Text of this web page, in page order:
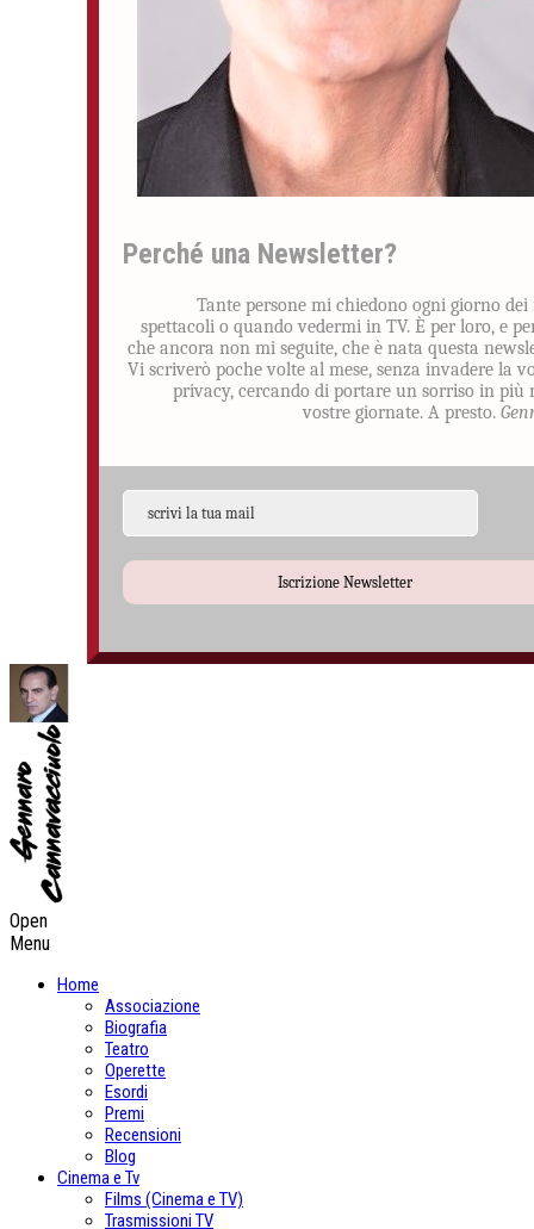
Perché una Newsletter?
Tante persone mi chiedono ogni giorno dei
spettacoli o quando vedermi in TV. È per loro, e
che ancora non mi seguite, che è nata questa
Vi scriverò poche volte al mese, senza invadere la
privacy, cercando di portare un sorriso in più
vostre giornate. A presto.
Iscrizione Newsletter
Open
Menu
Home
Associazione
Biografia
Teatro
Operette
Esordi
Premi
Recensioni
Blog
Cinema e Tv
Films (Cinema e TV)
Trasmissioni TV